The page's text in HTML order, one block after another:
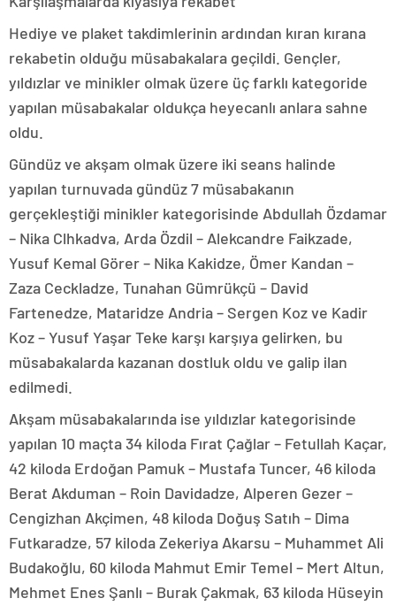
Hediye ve plaket takdimlerinin ardından kıran kırana
rekabetin olduğu müsabakalara geçildi. Gençler,
yıldızlar ve minikler olmak üzere üç farklı kategoride
yapılan müsabakalar oldukça heyecanlı anlara sahne
oldu.
Gündüz ve akşam olmak üzere iki seans halinde
yapılan turnuvada gündüz 7 müsabakanın
gerçekleştiği minikler kategorisinde Abdullah Özdamar
– Nika Clhkadva, Arda Özdil – Alekcandre Faikzade,
Yusuf Kemal Görer – Nika Kakidze, Ömer Kandan –
Zaza Ceckladze, Tunahan Gümrükçü – David
Fartenedze, Mataridze Andria – Sergen Koz ve Kadir
Koz – Yusuf Yaşar Teke karşı karşıya gelirken, bu
müsabakalarda kazanan dostluk oldu ve galip ilan
edilmedi.
Akşam müsabakalarında ise yıldızlar kategorisinde
yapılan 10 maçta 34 kiloda Fırat Çağlar – Fetullah Kaçar,
42 kiloda Erdoğan Pamuk – Mustafa Tuncer, 46 kiloda
Berat Akduman – Roin Davidadze, Alperen Gezer –
Cengizhan Akçimen, 48 kiloda Doğuş Satıh – Dima
Futkaradze, 57 kiloda Zekeriya Akarsu – Muhammet Ali
Budakoğlu, 60 kiloda Mahmut Emir Temel – Mert Altun,
Mehmet Enes Şanlı – Burak Çakmak, 63 kiloda Hüseyin